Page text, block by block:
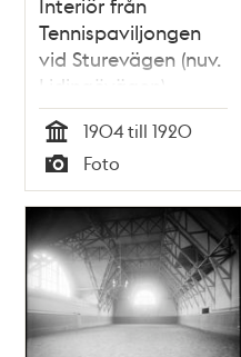
Interiör från
Tennispaviljongen
vid Sturevägen (nuv.
Lidingövägen)
Tid
1904 till 1920
Typ
Foto